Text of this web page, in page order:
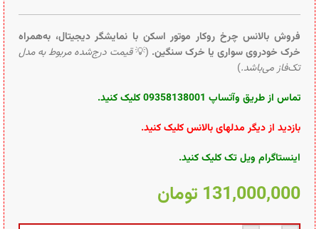
فروش بالانس چرخ روکار موتور اسکن با نمایشگر دیجیتال، به‌همراه
خرک خودروی سواری یا خرک سنگین. (💡قیمت درج‌شده مربوط به مدل
تک‌فاز می‌باشد.)
تماس از طریق وآتساپ 09358138001 کلیک کنید.
بازدید از دیگر مدلهای بالانس کلیک کنید.
اینستاگرام ویل تک کلیک کنید.
131,000,000 تومان